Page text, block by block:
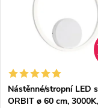
Nástěnné/stropní LED
ORBIT ø 60 cm,